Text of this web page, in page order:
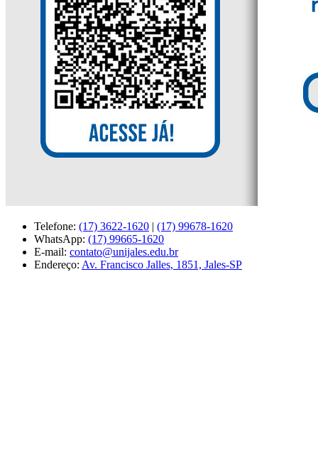
Telefone: (17) 3622-1620 | (17) 99678-1620
WhatsApp: (17) 99665-1620
E-mail: contato@unijales.edu.br
Endereço: Av. Francisco Jalles, 1851, Jales-SP